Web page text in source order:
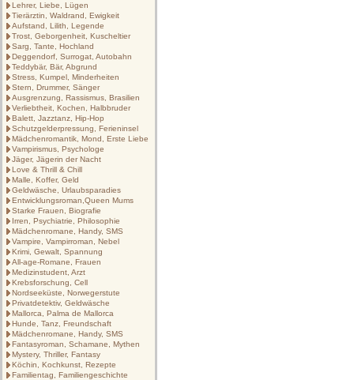
Lehrer, Liebe, Lügen
Tierärztin, Waldrand, Ewigkeit
Aufstand, Lilith, Legende
Trost, Geborgenheit, Kuscheltier
Sarg, Tante, Hochland
Deggendorf, Surrogat, Autobahn
Teddybär, Bär, Abgrund
Stress, Kumpel, Minderheiten
Stern, Drummer, Sänger
Ausgrenzung, Rassismus, Brasilien
Verliebtheit, Kochen, Halbbruder
Balett, Jazztanz, Hip-Hop
Schutzgelderpressung, Ferieninsel
Mädchenromantik, Mond, Erste Liebe
Vampirismus, Psychologe
Jäger, Jägerin der Nacht
Love & Thrill & Chill
Malle, Koffer, Geld
Geldwäsche, Urlaubsparadies
Entwicklungsroman,Queen Mums
Starke Frauen, Biografie
Irren, Psychiatrie, Philosophie
Mädchenromane, Handy, SMS
Vampire, Vampirroman, Nebel
Krimi, Gewalt, Spannung
All-age-Romane, Frauen
Medizinstudent, Arzt
Krebsforschung, Cell
Nordseeküste, Norwegerstute
Privatdetektiv, Geldwäsche
Mallorca, Palma de Mallorca
Hunde, Tanz, Freundschaft
Mädchenromane, Handy, SMS
Fantasyroman, Schamane, Mythen
Mystery, Thriller, Fantasy
Köchin, Kochkunst, Rezepte
Familientag, Familiengeschichte